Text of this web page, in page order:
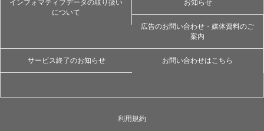
インフォマティブデータの取り扱い
について
お知らせ
広告のお問い合わせ・媒体資料のご
案内
サービス終了のお知らせ お問い合わせはこちら
利用規約